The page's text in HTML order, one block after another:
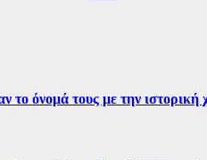
το όνομά τους με την ιστορική